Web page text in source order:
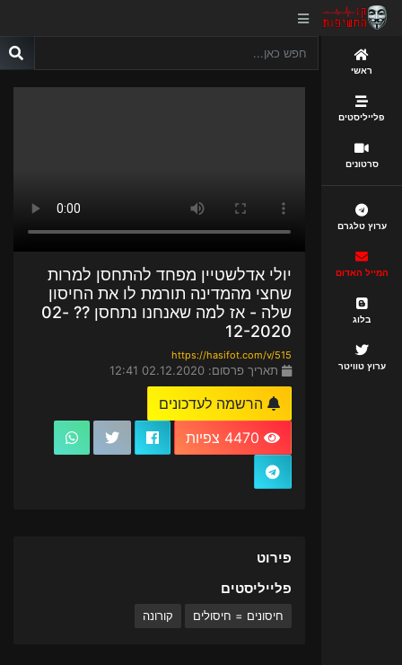
ראשי
פלייליסטים
סרטונים
ערוץ טלגרם
המייל האדום
בלוג
ערוץ טוויטר
יולי אדלשטיין מפחד להתחסן למרות
שחצי מהמדינה תורמת לו את החיסון
שלה - אז למה שאנחנו נתחסן ?? 02-
12-2020
https://hasifot.com/v/515
תאריך פרסום: 02.12.2020 12:41
הרשמה לעדכונים
פירוט
פלייליסטים
חיסונים = חיסולים קורונה